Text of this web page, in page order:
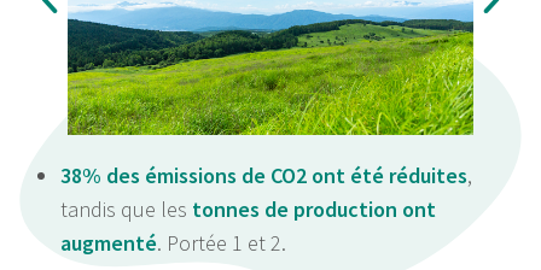
votre consentement à tout moment à partir de la
déclaration sur les cookies.
Les cookies nous permettent de personnaliser le contenu
et les annonces, d'offrir des fonctionnalités relatives aux
partageons également des informations sur l'utilisation de
notre site avec nos partenaires de médias sociaux, de
publicité et d'analyse, qui peuvent combiner celles-ci
38% des émissions de CO2 ont été réduites,
tandis que les tonnes de production ont
augmenté. Portée 1 et 2.